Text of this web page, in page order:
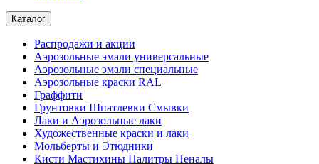
Каталог
Распродажи и акции
Аэрозольные эмали универсальные
Аэрозольные эмали специальные
Аэрозольные краски RAL
Граффити
Грунтовки Шпатлевки Смывки
Лаки и Аэрозольные лаки
Художественные краски и лаки
Мольберты и Этюдники
Кисти Мастихины Палитры Пеналы